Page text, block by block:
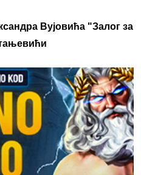
Вујовића "Залог за